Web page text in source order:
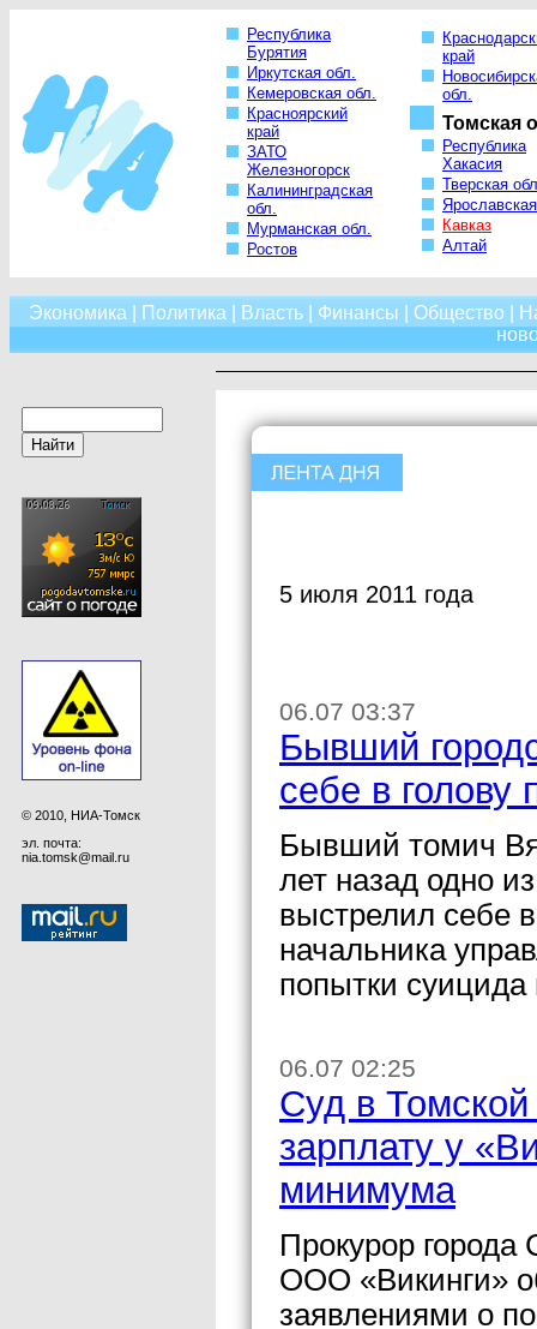
Республика
Бурятия
Иркутская обл.
Кемеровская обл.
Красноярский
край
ЗАТО
Железногорск
Калининградская
обл.
Мурманская обл.
Ростов
край
обл.
Томская
Республика
Хакасия
Тверская
Кавказ
Алтай
Экономика Политика Власть| Финансы Общество
© 2010, НИА-Томск
эл. почта:
nia.tomsk@mail.ru
5 июля 2011 года
06.07 03:37
Бывший
себе в голову
Бывший томич
лет назад одно
выстрелил себе
начальника
попытки суицида
06.07 02:25
Суд в Томской
зарплату у
минимума
Прокурор города
ООО «Викинги»
заявлениями о